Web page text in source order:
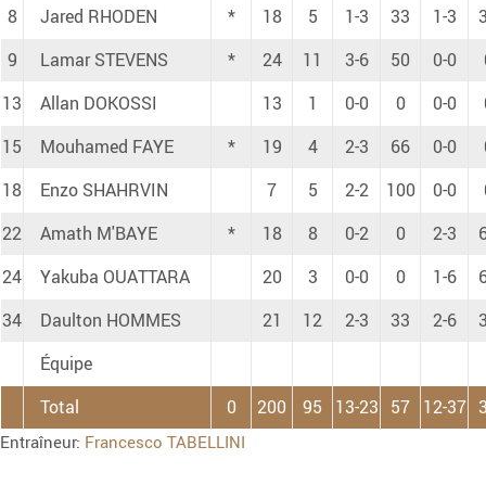
8
Jared RHODEN * 18 5 1-3 33 1-3
9
Lamar STEVENS * 24 11 3-6 50 0-0
13
Allan DOKOSSI 13 1 0-0 0 0-0
15
Mouhamed FAYE * 19 4 2-3 66 0-0
18
Enzo SHAHRVIN 7 5 2-2 100 0-0
22
Amath M'BAYE * 18 8 0-2 0 2-3
24
Yakuba OUATTARA 20 3 0-0 0 1-6
34
Daulton HOMMES 21 12 2-3 33 2-6
Équipe
Total
0 200 95 13-23 57 12-37
Entraîneur: Francesco TABELLINI